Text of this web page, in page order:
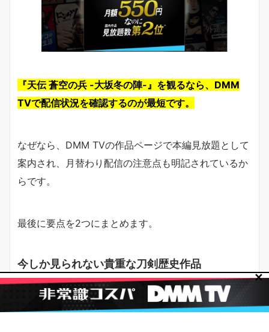
『天伝 蒼空の兵 -大坂冬の陣-』を観るなら、DMM
TVで配信状況を確認するのが最短です。
なぜなら、DMM TVの作品ページで本編見放題として
案内され、月替わり配信の注意点も明記されているか
らです。
最後に要点を2つにまとめます。
今しか見られない貴重な刀剣歴史作品
本作は“歴史の緊張感”と“舞台の熱量”を同時に味わえ
✕